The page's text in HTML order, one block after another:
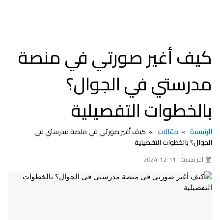
كيف أغير صورتي في منصة
مدرستي في الجوال؟
بالخطوات التفصيلية
الرئيسية مقالات
كيف أغير صورتي في منصة مدرستي في
الجوال؟ بالخطوات التفصيلية
اخر تحديث : 11-12-2024